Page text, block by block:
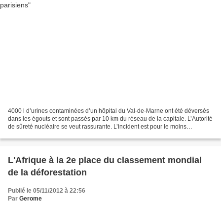
4000 l d’urines contaminées d’un hôpital du Val-de-Marne ont été déversés
dans les égouts et sont passés par 10 km du réseau de la capitale. L’Autorité
de sûreté nucléaire se veut rassurante. L’incident est pour le moins
L'Afrique à la 2e place du classement mondial
de la déforestation
Publié le 05/11/2012 à 22:56
Par Gerome